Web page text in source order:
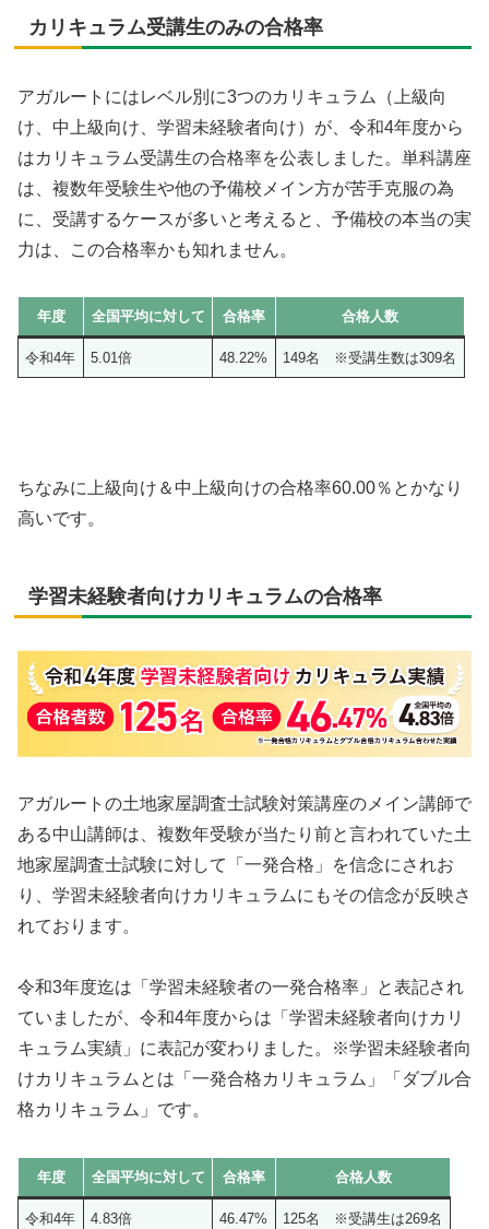
カリキュラム受講生のみの合格率
アガルートにはレベル別に3つのカリキュラム（上級向
け、中上級向け、学習未経験者向け）が、令和4年度から
はカリキュラム受講生の合格率を公表しました。単科講座
は、複数年受験生や他の予備校メイン方が苦手克服の為
に、受講するケースが多いと考えると、予備校の本当の実
力は、この合格率かも知れません。
年度 全国平均に対して 合格率 合格人数
令和4年 5.01倍 48.22% 149名 ※受講生数は309名
ちなみに上級向け＆中上級向けの合格率60.00％とかなり
高いです。
学習未経験者向けカリキュラムの合格率
アガルートの土地家屋調査士試験対策講座のメイン講師で
ある中山講師は、複数年受験が当たり前と言われていた土
地家屋調査士試験に対して「一発合格」を信念にされお
り、学習未経験者向けカリキュラムにもその信念が反映さ
れております。
令和3年度迄は「学習未経験者の一発合格率」と表記され
ていましたが、令和4年度からは「学習未経験者向けカリ
キュラム実績」に表記が変わりました。※学習未経験者向
けカリキュラムとは「一発合格カリキュラム」「ダブル合
格カリキュラム」です。
年度 全国平均に対して 合格率 合格人数
令和4年 4.83倍 46.47% 125名 ※受講生は269名